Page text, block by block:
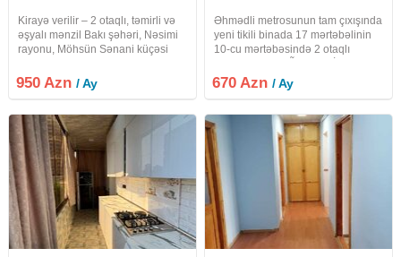
Kirayə verilir – 2 otaqlı, təmirli və
əşyalı mənzil Bakı şəhəri, Nəsimi
rayonu, Möhsün Sənani küçəsi
qarşısında yerləşən Yaşayış
Kompleksində 2 otaqlı, tam təmirli
950 Azn/ Ay
Əhmədli metrosunun tam çıxışında
yeni tikili binada 17 mərtəbəlinin
10-cu mərtəbəsində 2 otaqlı
verilir. Mənzilin ümumi sahəsi 57
kv m. Qaz, su, işıq daimidir. İstilik
670 Azn/ Ay